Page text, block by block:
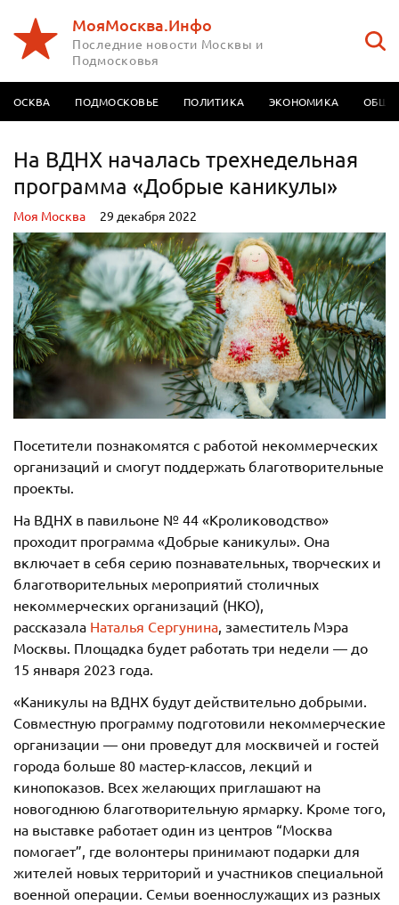
МояМосква.Инфо
Последние новости Москвы и
Подмосковья
МОСКВА ПОДМОСКОВЬЕ ПОЛИТИКА ЭКОНОМИКА
На ВДНХ началась трехнедельная
программа «Добрые каникулы»
Моя Москва 29 декабря 2022
Посетители познакомятся с работой некоммерческих
организаций и смогут поддержать благотворительные
проекты.
На ВДНХ в павильоне № 44 «Кролиководство»
проходит программа «Добрые каникулы». Она
включает в себя серию познавательных, творческих и
благотворительных мероприятий столичных
некоммерческих организаций (НКО),
рассказала Наталья Сергунина, заместитель Мэра
Москвы. Площадка будет работать три недели — до
15 января 2023 года.
«Каникулы на ВДНХ будут действительно добрыми.
Совместную программу подготовили некоммерческие
организации — они проведут для москвичей и гостей
города больше 80 мастер-классов, лекций и
кинопоказов. Всех желающих приглашают на
новогоднюю благотворительную ярмарку. Кроме того,
на выставке работает один из центров “Москва
помогает”, где волонтеры принимают подарки для
жителей новых территорий и участников специальной
военной операции. Семьи военнослужащих из разных